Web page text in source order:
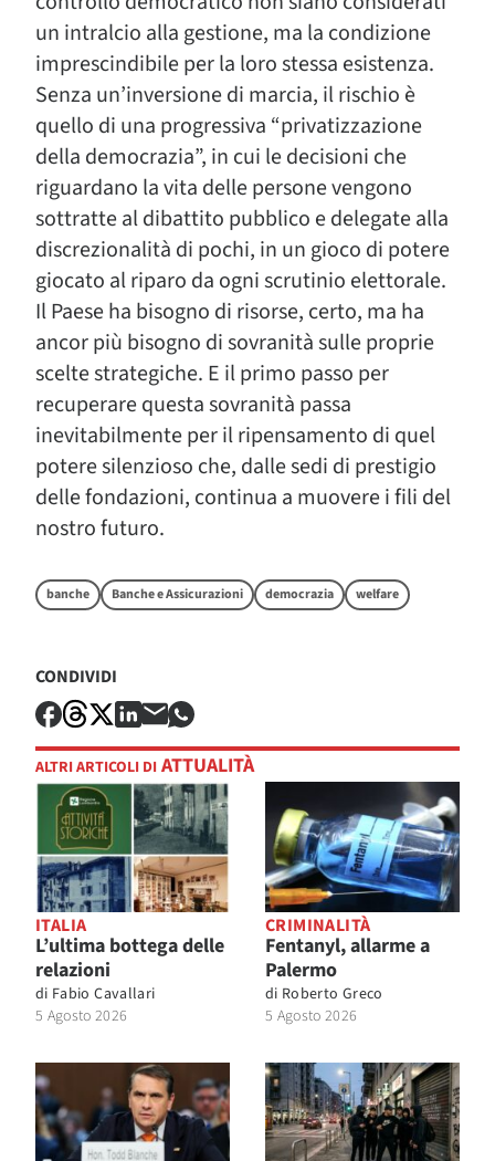
un intralcio alla gestione, ma la condizione
imprescindibile per la loro stessa esistenza.
Senza un’inversione di marcia, il rischio è
quello di una progressiva “privatizzazione
della democrazia”, in cui le decisioni che
riguardano la vita delle persone vengono
sottratte al dibattito pubblico e delegate alla
discrezionalità di pochi, in un gioco di potere
giocato al riparo da ogni scrutinio elettorale.
Il Paese ha bisogno di risorse, certo, ma ha
ancor più bisogno di sovranità sulle proprie
scelte strategiche. E il primo passo per
recuperare questa sovranità passa
inevitabilmente per il ripensamento di quel
potere silenzioso che, dalle sedi di prestigio
delle fondazioni, continua a muovere i fili del
nostro futuro.
banche Banche e Assicurazioni democrazia welfare
CONDIVIDI
ALTRI ARTICOLI DI ATTUALITÀ
ITALIA
L’ultima bottega delle
relazioni
di Fabio Cavallari
5 Agosto 2026
CRIMINALITÀ
Fentanyl, allarme a
Palermo
di Roberto Greco
5 Agosto 2026